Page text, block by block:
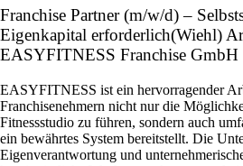
Franchise Partner (m/w/d) –
Eigenkapital erforderlich(Wiehl)
EASYFITNESS Franchise GmbH
EASYFITNESS ist ein hervorragender
Franchisenehmern nicht nur die
Fitnessstudio zu führen, sondern auch
ein bewährtes System bereitstellt. Die
Eigenverantwortung und